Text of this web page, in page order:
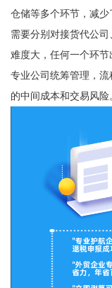
仓储等多个环节，减
需要分别对接货代公
难度大，任何一个环
专业公司统筹管理，
的中间成本和交易风险